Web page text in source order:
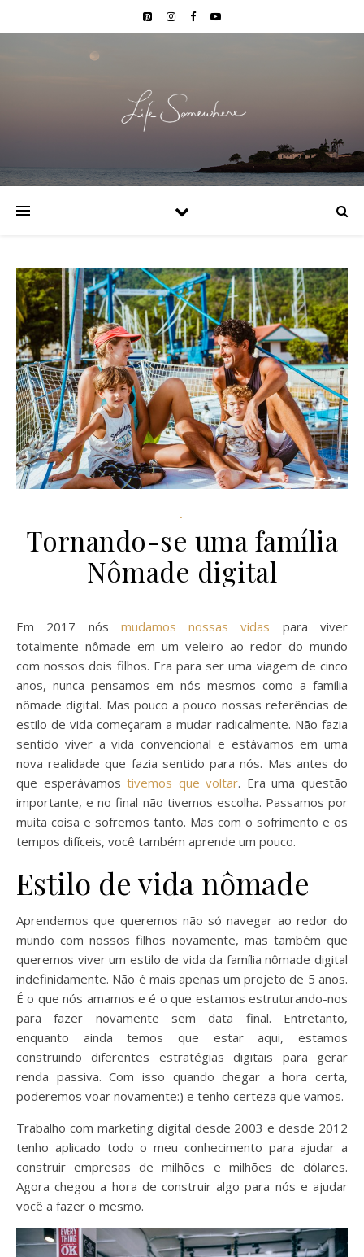
.
Tornando-se uma família
Nômade digital
Em 2017 nós mudamos nossas vidas para viver
totalmente nômade em um veleiro ao redor do mundo
com nossos dois filhos. Era para ser uma viagem de cinco
anos, nunca pensamos em nós mesmos como a família
nômade digital. Mas pouco a pouco nossas referências de
estilo de vida começaram a mudar radicalmente. Não fazia
sentido viver a vida convencional e estávamos em uma
nova realidade que fazia sentido para nós. Mas antes do
que esperávamostivemos que voltar. Era uma questão
importante, e no final não tivemos escolha. Passamos por
muita coisa e sofremos tanto. Mas com o sofrimento e os
tempos difíceis, você também aprende um pouco.
Estilo de vida nômade
Aprendemos que queremos não só navegar ao redor do
mundo com nossos filhos novamente, mas também que
queremos viver um estilo de vida da família nômade digital
indefinidamente. Não é mais apenas um projeto de 5 anos.
É o que nós amamos e é o que estamos estruturando-nos
para fazer novamente sem data final. Entretanto,
enquanto ainda temos que estar aqui, estamos
construindo diferentes estratégias digitais para gerar
renda passiva. Com isso quando chegar a hora certa,
poderemos voar novamente:) e tenho certeza que vamos.
Trabalho com marketing digital desde 2003 e desde 2012
tenho aplicado todo o meu conhecimento para ajudar a
construir empresas de milhões e milhões de dólares.
Agora chegou a hora de construir algo para nós e ajudar
você a fazer o mesmo.